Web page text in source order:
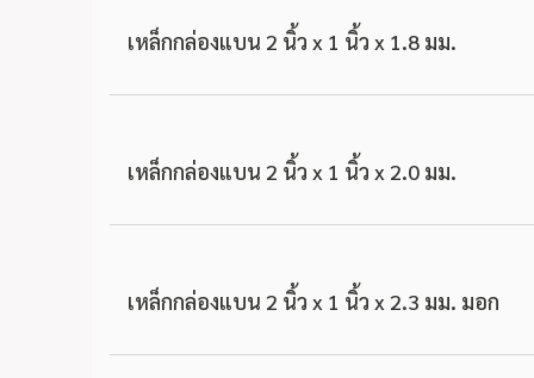
เหล็กกล่องแบน 2 นิ้ว x 1 นิ้ว x 1.8 มม.
เหล็กกล่องแบน 2 นิ้ว x 1 นิ้ว x 2.0 มม.
เหล็กกล่องแบน 2 นิ้ว x 1 นิ้ว x 2.3 มม. มอก